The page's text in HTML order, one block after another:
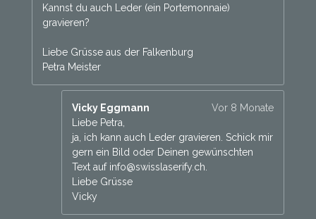
Kannst du auch Leder (ein Portemonnaie)
gravieren?
Liebe Grüsse aus der Falkenburg
Petra Meister
Vicky Eggmann
Vor 8 Monate
Liebe Petra,
ja, ich kann auch Leder gravieren. Schick mir
gern ein Bild oder Deinen gewünschten
Text auf info@swisslaserify.ch.
Liebe Grüsse
Vicky